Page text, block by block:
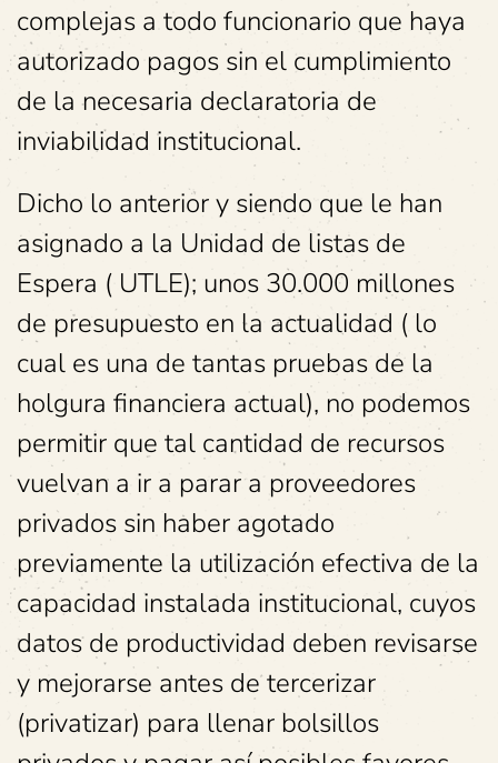
complejas a todo funcionario que haya
autorizado pagos sin el cumplimiento
de la necesaria declaratoria de
inviabilidad institucional.
Dicho lo anterior y siendo que le han
asignado a la Unidad de listas de
Espera ( UTLE); unos 30.000 millones
de presupuesto en la actualidad ( lo
cual es una de tantas pruebas de la
holgura financiera actual), no podemos
permitir que tal cantidad de recursos
vuelvan a ir a parar a proveedores
privados sin haber agotado
previamente la utilización efectiva de la
capacidad instalada institucional, cuyos
datos de productividad deben revisarse
y mejorarse antes de tercerizar
(privatizar) para llenar bolsillos